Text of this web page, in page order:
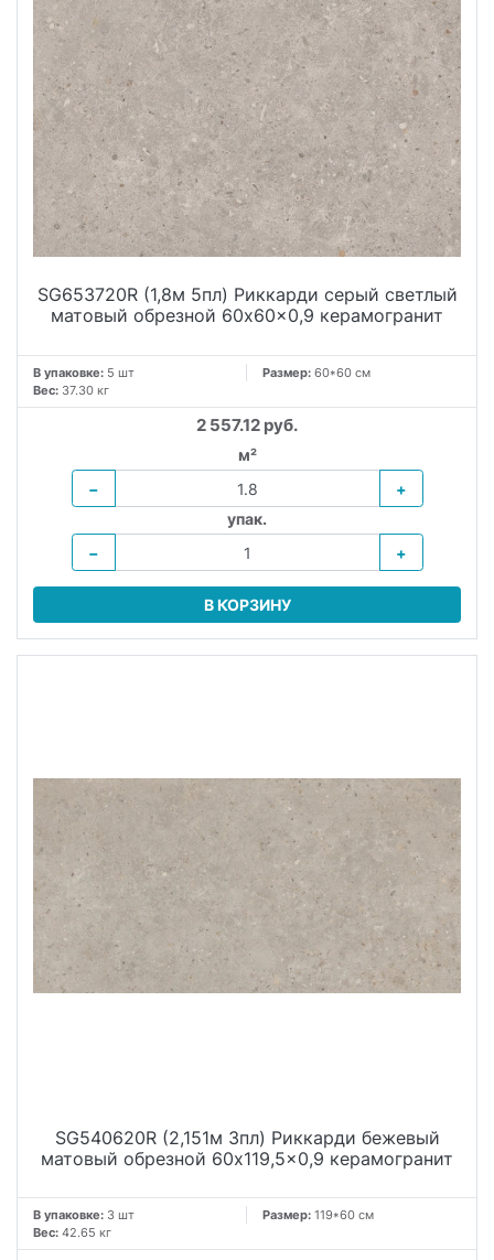
SG653720R (1,8м 5пл) Риккарди серый светлый
матовый обрезной 60x60x0,9 керамогранит
В упаковке: 5 шт Размер: 60*60 см
Вес: 37.30 кг
2 557.12 руб.
м²
−
+
упак.
−
+
В КОРЗИНУ
SG540620R (2,151м 3пл) Риккарди бежевый
матовый обрезной 60x119,5x0,9 керамогранит
В упаковке: 3 шт Размер: 119*60 см
Вес: 42.65 кг